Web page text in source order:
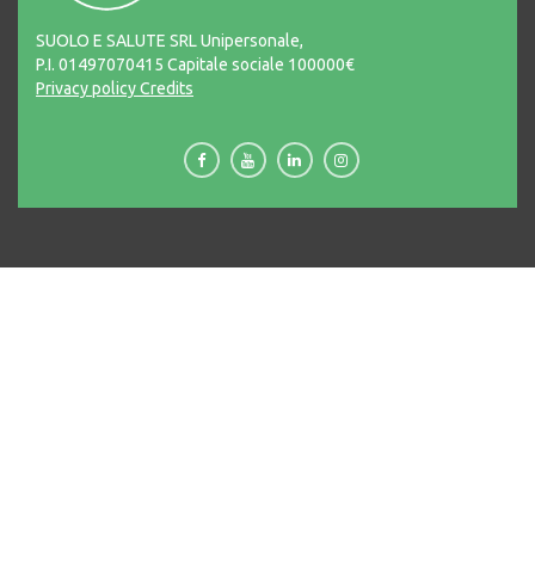
SUOLO E SALUTE SRL Unipersonale,
P.I. 01497070415 Capitale sociale 100000€
Privacy policyCredits